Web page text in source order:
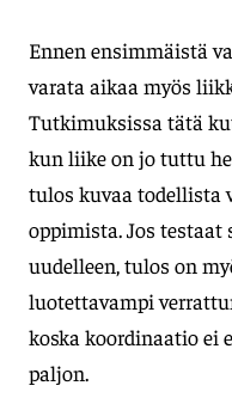
Ennen ensimmäistä
varata aikaa myös
Tutkimuksissa tätä
kun liike on jo tuttu
tulos kuvaa todellista
oppimista. Jos
uudelleen, tulos on
luotettavampi
koska koordinaatio ei
paljon.